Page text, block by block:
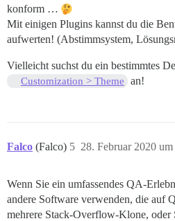
konform …
Mit einigen Plugins kannst du die
aufwerten! (Abstimmsystem,
Vielleicht suchst du ein bestimmtes
Customization > Theme an!
Falco (Falco) 28. Februar 2020
5
Wenn Sie ein umfassendes QA-
andere Software verwenden, die auf
mehrere Stack-Overflow-Klone, oder